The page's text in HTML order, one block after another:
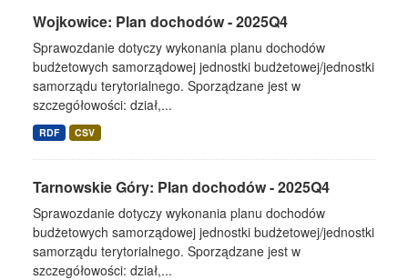
Wojkowice: Plan dochodów - 2025Q4
Sprawozdanie dotyczy wykonania planu dochodów
budżetowych samorządowej jednostki budżetowej/jednostki
samorządu terytorialnego. Sporządzane jest w
szczegółowości: dział,...
RDF CSV
Tarnowskie Góry: Plan dochodów - 2025Q4
Sprawozdanie dotyczy wykonania planu dochodów
budżetowych samorządowej jednostki budżetowej/jednostki
samorządu terytorialnego. Sporządzane jest w
szczegółowości: dział,...